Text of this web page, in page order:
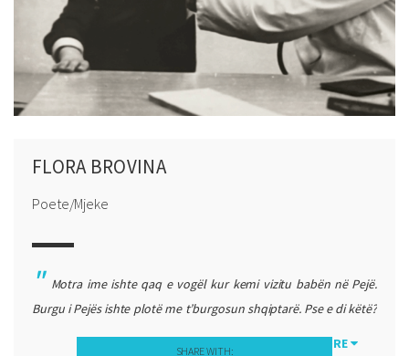
FLORA BROVINA
Poete/Mjeke
Motra ime ishte qaq e vogël kur kemi vizitu babën në Pejë.
Burgu i Pejës ishte plotë me t’burgosun shqiptarë. Pse e di këtë?
Si fëmijë, pra isha e vogël nuk shkojsha në shkollë. E di sepse
MORE
SHARE WITH: